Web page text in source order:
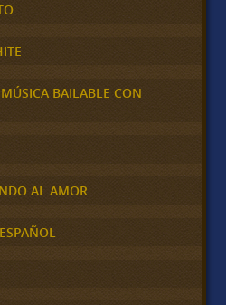
BAILABLE CON
AL AMOR